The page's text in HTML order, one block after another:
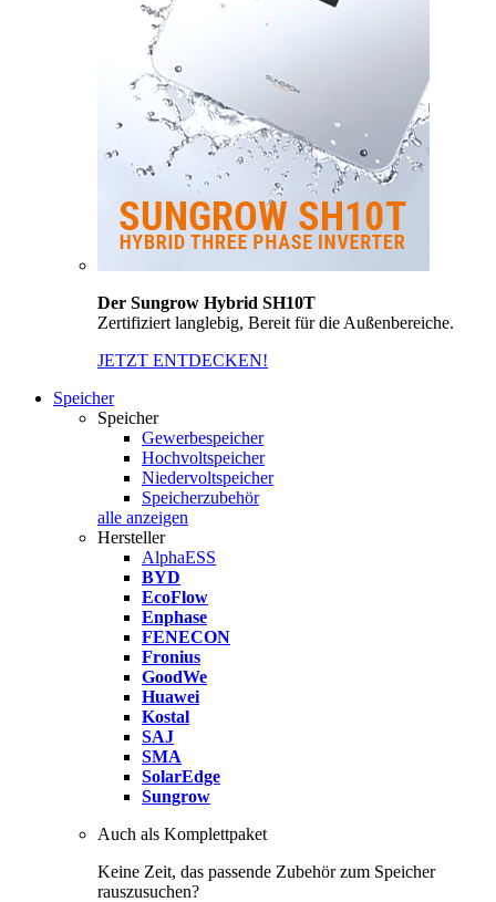
Der Sungrow Hybrid SH10T
Zertifiziert langlebig, Bereit für die Außenbereiche.
JETZT ENTDECKEN!
Speicher
Speicher
Gewerbespeicher
Hochvoltspeicher
Niedervoltspeicher
Speicherzubehör
alle anzeigen
Hersteller
AlphaESS
BYD
EcoFlow
Enphase
FENECON
Fronius
GoodWe
Huawei
Kostal
SAJ
SMA
SolarEdge
Sungrow
Auch als Komplettpaket
Keine Zeit, das passende Zubehör zum Speicher
rauszusuchen?